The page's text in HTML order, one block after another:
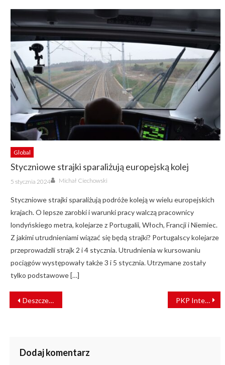
Global
Styczniowe strajki sparaliżują europejską kolej
Posted
on
5 stycznia 2024 Author
Michał Ciechowski
Styczniowe strajki sparaliżują podróże koleją w wielu europejskich
krajach. O lepsze zarobki i warunki pracy walczą pracownicy
londyńskiego metra, kolejarze z Portugalii, Włoch, Francji i Niemiec.
Z jakimi utrudnieniami wiązać się będą strajki? Portugalscy kolejarze
przeprowadzili strajk 2 i 4 stycznia. Utrudnienia w kursowaniu
pociągów występowały także 3 i 5 stycznia. Utrzymane zostały
tylko podstawowe […]
NAWIGACJA
WPISU
Deszcze paraliżują norweską kolej [ZDJĘCIA] PKP Intercity obniży ceny biletów miesięcznych
Dodaj komentarz